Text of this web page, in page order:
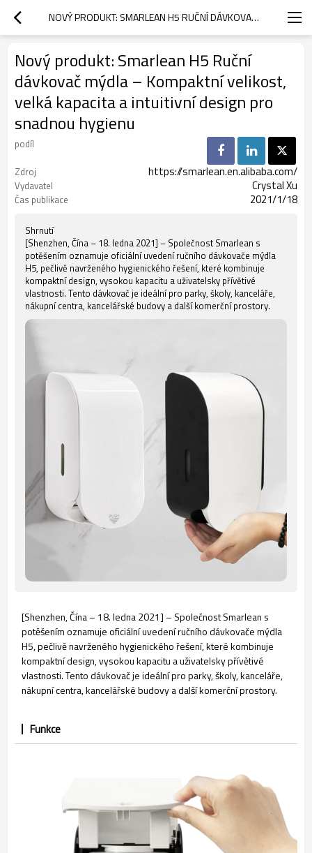
NOVÝ PRODUKT: SMARLEAN H5 RUČNÍ DÁVKOVAČ MÝDLA – KOMPAKTNÍ VELIKOST, VELKÁ KAPACITA A INTUITIVNÍ DESIGN PRO SNADNOU HYGIENU
Nový produkt: Smarlean H5 Ruční
dávkovač mýdla – Kompaktní velikost,
velká kapacita a intuitivní design pro
snadnou hygienu
podíl
Zdroj
https://smarlean.en.alibaba.com/
Vydavatel Crystal Xu
Čas publikace 2021/1/18
Shrnutí
[Shenzhen, Čína – 18. ledna 2021] – Společnost Smarlean s
potěšením oznamuje oficiální uvedení ručního dávkovače mýdla
H5, pečlivě navrženého hygienického řešení, které kombinuje
kompaktní design, vysokou kapacitu a uživatelsky přívětivé
vlastnosti. Tento dávkovač je ideální pro parky, školy, kanceláře,
nákupní centra, kancelářské budovy a další komerční prostory.
[Shenzhen, Čína – 18. ledna 2021] – Společnost Smarlean s
potěšením oznamuje oficiální uvedení ručního dávkovače mýdla
H5, pečlivě navrženého hygienického řešení, které kombinuje
kompaktní design, vysokou kapacitu a uživatelsky přívětivé
vlastnosti. Tento dávkovač je ideální pro parky, školy, kanceláře,
nákupní centra, kancelářské budovy a další komerční prostory.
Funkce